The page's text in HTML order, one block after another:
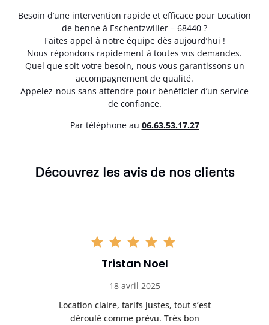
Besoin d’une intervention rapide et efficace pour Location
de benne à Eschentzwiller – 68440 ?
Faites appel à notre équipe dès aujourd’hui !
Nous répondons rapidement à toutes vos demandes.
Quel que soit votre besoin, nous vous garantissons un
accompagnement de qualité.
Appelez-nous sans attendre pour bénéficier d’un service
de confiance.
Par téléphone au 06.63.53.17.27
Découvrez les avis de nos clients
Tristan Noel
18 avril 2025
Location claire, tarifs justes, tout s’est
déroulé comme prévu. Très bon